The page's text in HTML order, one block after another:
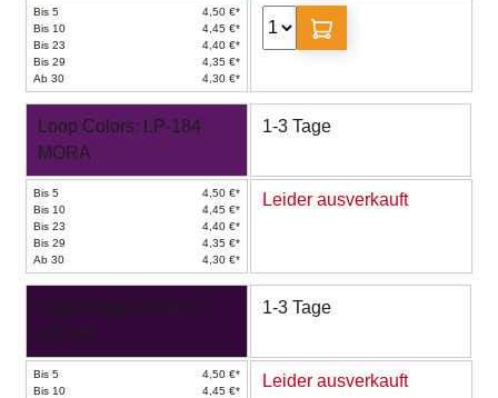
Bis 5
4,50 €*
Bis 10
4,45 €*
Bis 23
4,40 €*
Bis 29
4,35 €*
Ab 30
4,30 €*
Loop Colors: LP-184
MORA
1-3 Tage
Bis 5
4,50 €*
Bis 10
4,45 €*
Bis 23
4,40 €*
Bis 29
4,35 €*
Ab 30
4,30 €*
Leider ausverkauft
Loop Colors: LP-185
FALUN
1-3 Tage
Bis 5
4,50 €*
Bis 10
4,45 €*
Leider ausverkauft